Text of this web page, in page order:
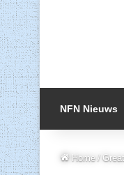
NFN Nieuws
Home /